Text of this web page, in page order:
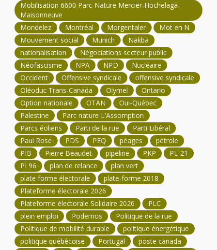
Mobilisation 6600 Parc-Nature Mercier-Hochelaga-
Maisonneuve
Mondelez
Montréal Morgentaler
Mot en N
Mouvement social
Munich
Nakba
nationalisation
Négociations secteur public
Néofascisme
NPA NPD
Nucléaire
Occident
Offensive syndicale
offensive syndicale
Oléoduc Trans-Canada
Olymel
Ontario
Option nationale
OTAN
Oui-Québec
Palestine
Parc nature L'Assomption
Parcs éoliens
Parti de la rue
Parti Libéral
Paul Rose
PDS PEQ péages
pétrole
PIB
Pierre Beaudet pipeline PKP
PL-21
PL96
plan de relance
plan vert
plate forme électorale
plate-forme 2018
Plateforme électorale 2026
Plateforme électorale Solidaire 2026
PLC
plein emploi
Podemos
Politique de la rue
Politique de mobilité durable
politique énergétique
politique québécoise
Portugal
poste canada